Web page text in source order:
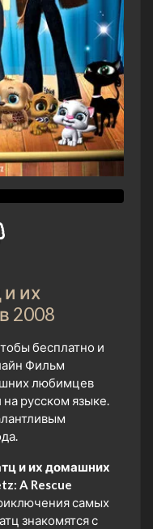
их
2008
бесплатно и
Фильм
любимцев
русском языке.
и их домашних
A Rescue
самых
знакомятся с